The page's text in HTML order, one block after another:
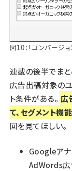
図10：「コンバージ
連載の後半でま
広告出稿対象の
ト条件がある。 広
て、セグメント機
回を見てほしい。
Googleアナ
AdWords広